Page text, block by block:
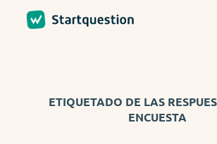
ETIQUETADO DE LAS
ENCUESTA